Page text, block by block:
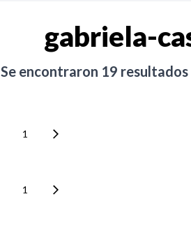
gabriela-
Se encontraron 19
1
1